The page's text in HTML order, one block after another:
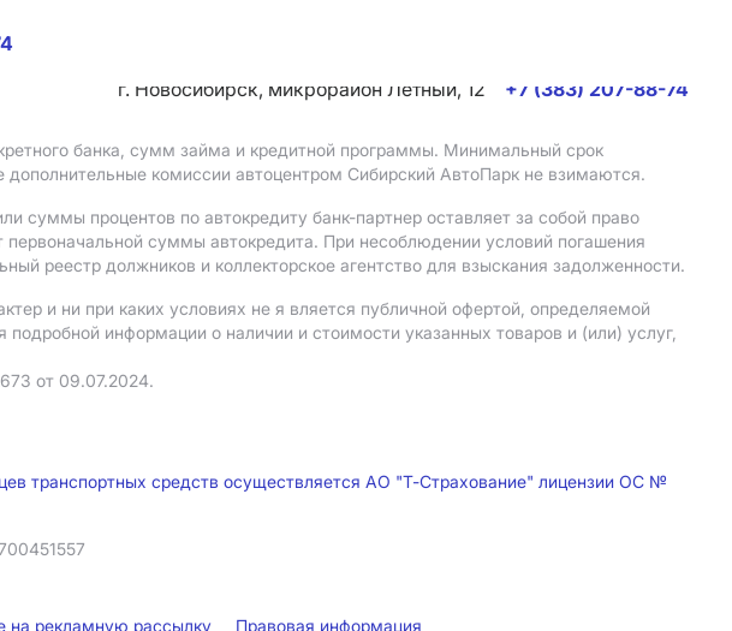
г. Новосибирск, микрорайон Летный, 12
+7 (383) 207-88-74
банка, сумм займа и кредитной программы. Минимальный срок
комиссии автоцентром Сибирский АвтоПарк не взимаются.
суммы процентов по автокредиту банк-партнер оставляет за собой право
суммы автокредита. При несоблюдении условий погашения
реестр должников и коллекторское агентство для взыскания задолженности.
и ни при каких условиях не я вляется публичной офертой, определяемой
информации о наличии и стоимости указанных товаров и (или) услуг,
от 09.07.2024.
транспортных средств осуществляется АО "Т-Страхование" лицензии ОС №
на рекламную рассылку Правовая информация